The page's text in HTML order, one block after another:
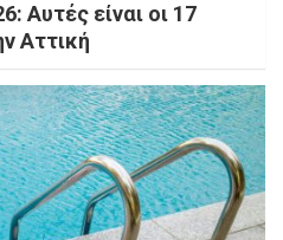
Αυτές είναι οι 17
Αττική